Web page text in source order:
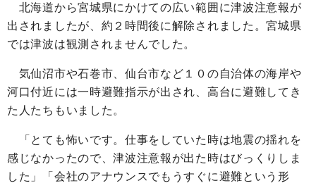
北海道から宮城県にかけての広い範囲に津波注意報が
出されましたが、約２時間後に解除されました。宮城県
では津波は観測されませんでした。
気仙沼市や石巻市、仙台市など１０の自治体の海岸や
河口付近には一時避難指示が出され、高台に避難してき
た人たちもいました。
「とても怖いです。仕事をしていた時は地震の揺れを
感じなかったので、津波注意報が出た時はびっくりしま
した」「会社のアナウンスでもうすぐに避難という形